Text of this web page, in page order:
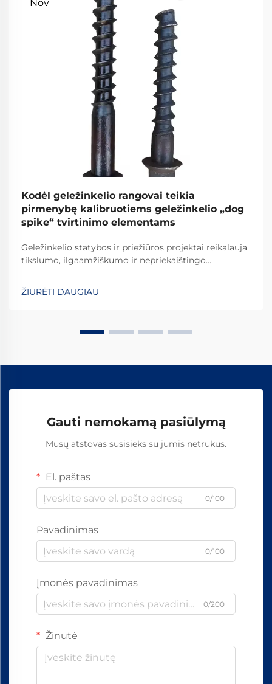
Nov
Kodėl geležinkelio rangovai teikia
pirmenybę kalibruotiems geležinkelio „dog
spike“ tvirtinimo elementams
Geležinkelio statybos ir priežiūros projektai reikalauja
tikslumo, ilgaamžiškumo ir nepriekaištingo
svarbiausių elementų, tvirtinančių bėgius prie šпалų,
apdailinti geležinkelio vinys išsiskiria kaip...
ŽIŪRĖTI DAUGIAU
Gauti nemokamą pasiūlymą
Mūsų atstovas susisieks su jumis netrukus.
El. paštas
0/100
Pavadinimas
0/100
Įmonės pavadinimas
0/200
Žinutė